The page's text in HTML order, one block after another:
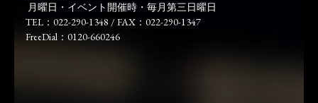
月曜日・イベント開催時・毎月第三日曜日
TEL：022-290-1348 / FAX：022-290-1347
FreeDial：0120-660246